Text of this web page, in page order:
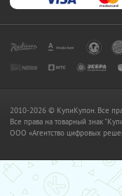
2010-2026 © КупиКупон. Все
Все права на товарный знак
OOO «Агентство цифровых